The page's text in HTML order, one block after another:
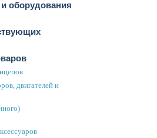
оборудования
двигателей и